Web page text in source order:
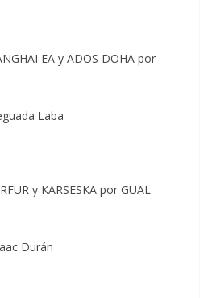
EA y ADOS DOHA por
Laba
y KARSESKA por GUAL
Durán